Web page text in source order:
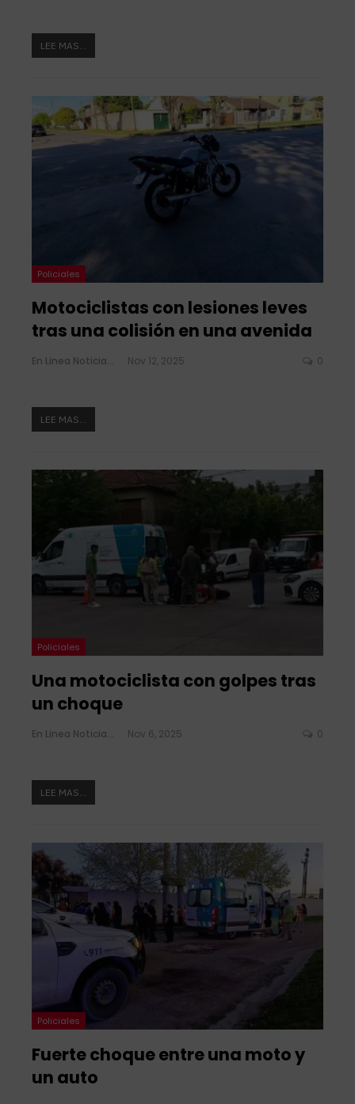
LEE MAS...
Policiales
Motociclistas con lesiones leves
tras una colisión en una avenida
En Linea Noticias Nov 12, 2025 0
LEE MAS...
Policiales
Una motociclista con golpes tras
un choque
En Linea Noticias Nov 6, 2025 0
LEE MAS...
Policiales
Fuerte choque entre una moto y
un auto